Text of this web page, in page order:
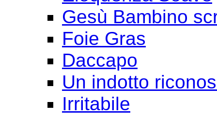
Gesù Bambino
Foie Gras
Daccapo
Un indotto
Irritabile